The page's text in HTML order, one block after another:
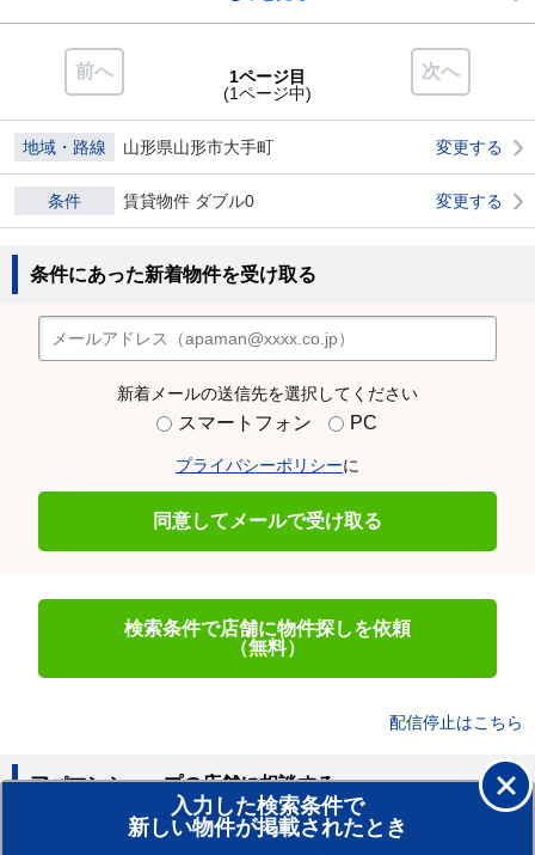
前へ 次へ
1ページ目
(1ページ中)
地域・路線 山形県山形市大手町 変更する
条件 賃貸物件 ダブル0 変更する
条件にあった新着物件を受け取る
新着メールの送信先を選択してください
スマートフォン PC
プライバシーポリシーに
同意してメールで受け取る
検索条件で店舗に物件探しを依頼
（無料）
配信停止はこちら
入力した検索条件で
新しい物件が掲載されたとき
アパマンショップの店舗に相談する
賃貸のプロがお部屋探し！